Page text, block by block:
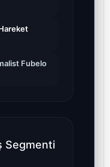
Fubelo
Segmenti